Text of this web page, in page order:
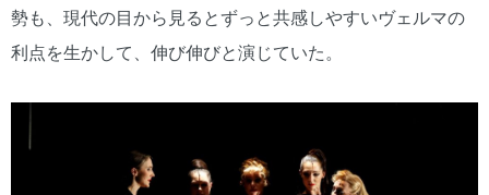
勢も、現代の目から見るとずっと共感しやすいヴェルマの
利点を生かして、伸び伸びと演じていた。